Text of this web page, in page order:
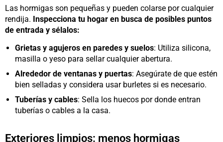
Las hormigas son pequeñas y pueden colarse por cualquier
rendija. Inspecciona tu hogar en busca de posibles puntos
de entrada y sélalos:
Grietas y agujeros en paredes y suelos: Utiliza silicona,
masilla o yeso para sellar cualquier abertura.
Alrededor de ventanas y puertas: Asegúrate de que estén
bien selladas y considera usar burletes si es necesario.
Tuberías y cables: Sella los huecos por donde entran
tuberías o cables a la casa.
Exteriores limpios: menos hormigas